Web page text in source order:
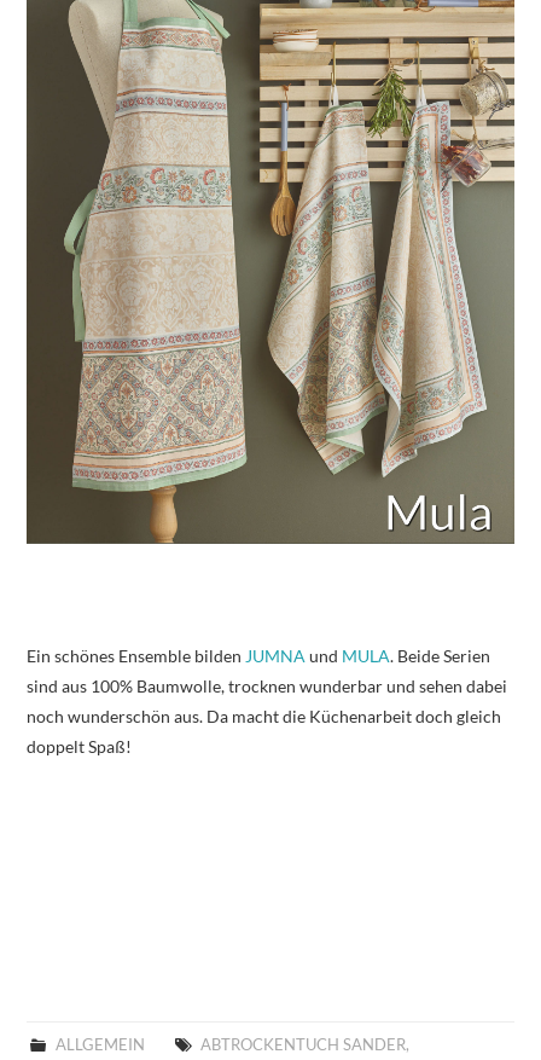
Ein schönes Ensemble bilden JUMNA und MULA. Beide Serien
sind aus 100% Baumwolle, trocknen wunderbar und sehen dabei
noch wunderschön aus. Da macht die Küchenarbeit doch gleich
doppelt Spaß!
ALLGEMEIN ABTROCKENTUCH SANDER,